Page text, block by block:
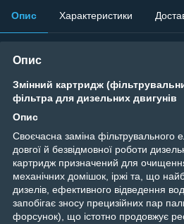
Опис Характеристики
Опис
Змінний картридж
фільтра для дизельних двигунів
Опис
Своєчасна заміна
довгої й безвідмовної роботи
картридж призначений для
механічних домішок, іржі та, що
дизелів, ефективного відведення
запобігає зносу прецизійних пар
форсунок), що істотно продовжує